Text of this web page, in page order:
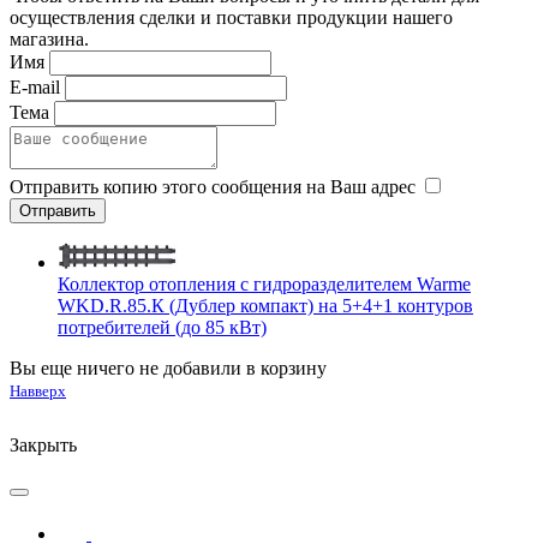
осуществления сделки и поставки продукции нашего
магазина.
Имя
E-mail
Тема
Отправить копию этого сообщения на Ваш адрес
Коллектор отопления с гидроразделителем Warme
WKD.R.85.К (Дублер компакт) на 5+4+1 контуров
потребителей (до 85 кВт)
Вы еще ничего не добавили в корзину
Навверх
Закрыть